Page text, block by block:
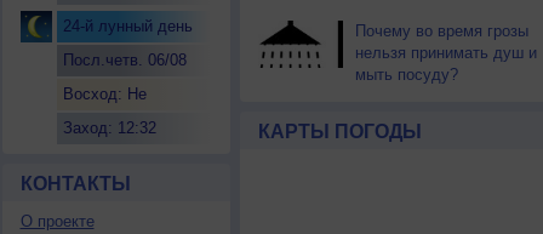
24-й лунный день
Посл.четв. 06/08
Восход: Не
Заход: 12:32
КОНТАКТЫ
О проекте
Почему во время грозы
нельзя принимать душ и
мыть посуду?
КАРТЫ ПОГОДЫ